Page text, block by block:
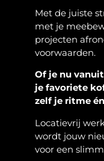
Met de juiste
met je
projecten
voorwaarden.
Of je nu
je favoriete
zelf je ritme
Locatievrij
wordt jouw
voor een